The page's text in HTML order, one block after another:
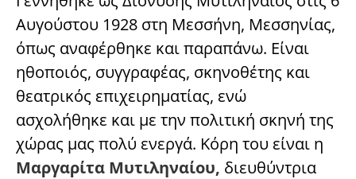
Αυγούστου 1928 στη Μεσσήνη, Μεσσηνίας,
όπως αναφέρθηκε και παραπάνω. Είναι
ηθοποιός, συγγραφέας, σκηνοθέτης και
θεατρικός επιχειρηματίας, ενώ
ασχολήθηκε και με την πολιτική σκηνή της
χώρας μας πολύ ενεργά. Κόρη του είναι η
Μαργαρίτα Μυτιληναίου, διευθύντρια